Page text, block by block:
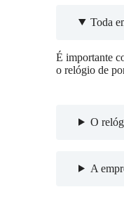
Toda
É importante
o relógio de
O
A